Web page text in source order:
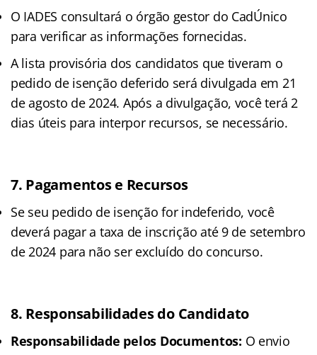
O IADES consultará o órgão gestor do CadÚnico
para verificar as informações fornecidas.
A lista provisória dos candidatos que tiveram o
pedido de isenção deferido será divulgada em 21
de agosto de 2024. Após a divulgação, você terá 2
dias úteis para interpor recursos, se necessário.
7. Pagamentos e Recursos
Se seu pedido de isenção for indeferido, você
deverá pagar a taxa de inscrição até 9 de setembro
de 2024 para não ser excluído do concurso.
8. Responsabilidades do Candidato
Responsabilidade pelos Documentos: O envio